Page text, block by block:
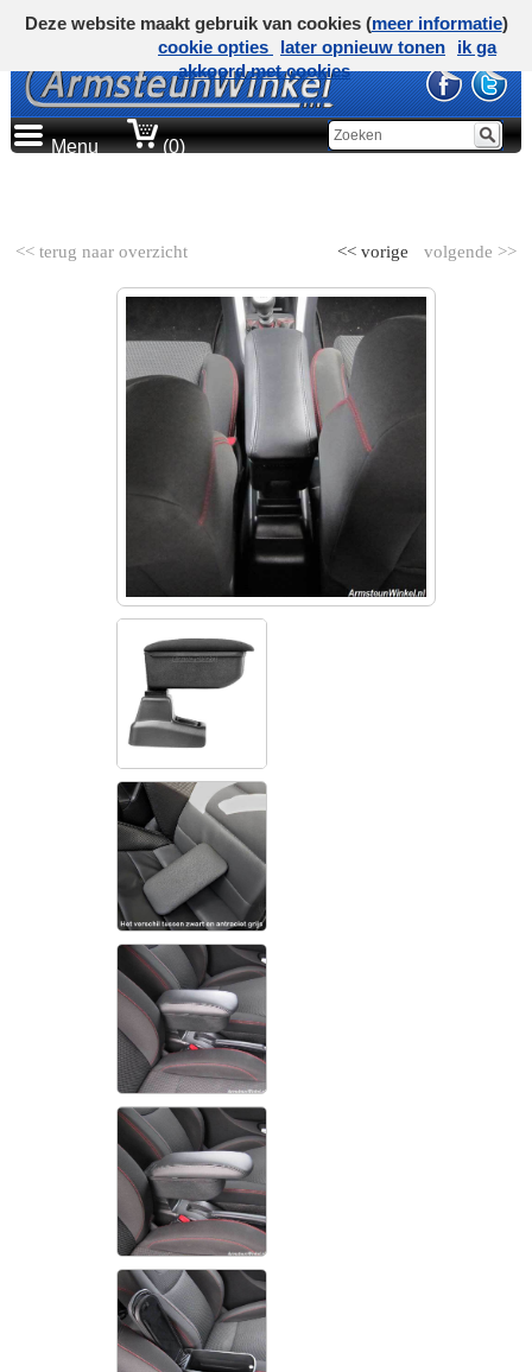
Menu (0)
<< terug naar overzicht volgende >>
<< vorige
Deze website maakt gebruik van cookies (meer informatie)
cookie opties
later opnieuw tonen
ik ga
akkoord met cookies